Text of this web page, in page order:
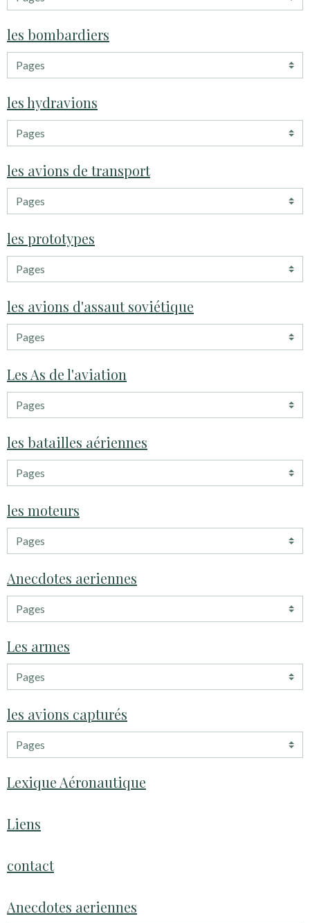
les bombardiers
les hydravions
les avions de transport
les prototypes
les avions d'assaut soviétique
Les As de l'aviation
les batailles aériennes
les moteurs
Anecdotes aeriennes
Les armes
les avions capturés
Lexique Aéronautique
Liens
contact
Anecdotes aeriennes